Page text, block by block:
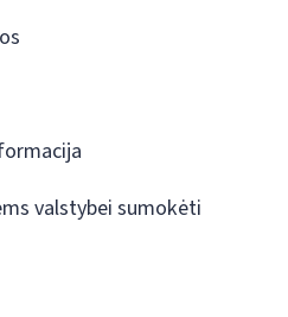
valstybei sumokėti